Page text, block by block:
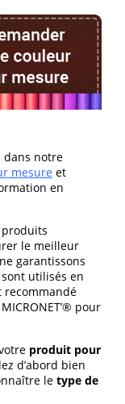
dans notre
mesure et
en
le meilleur
garantissons
utilisés en
recommandé
pour
produit pour
d’abord bien
le type de